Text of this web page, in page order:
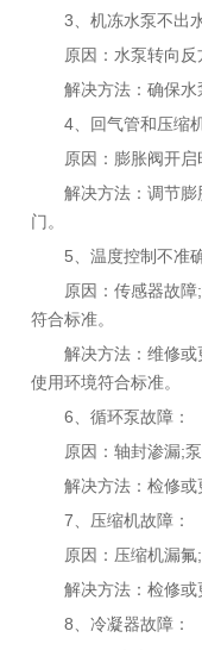
3、机冻水泵不出水
原因：水泵转向反
解决方法：确保水
4、回气管和压缩机
原因：膨胀阀开启
解决方法：调节膨
门。
5、温度控制不准确
原因：传感器故障;
符合标准。
解决方法：维修或
使用环境符合标准。
6、循环泵故障：
原因：轴封渗漏;泵
解决方法：检修或
7、压缩机故障：
原因：压缩机漏氟;
解决方法：检修或
8、冷凝器故障：